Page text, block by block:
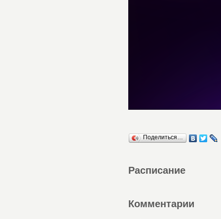
Поделиться…
Расписание
Комментарии